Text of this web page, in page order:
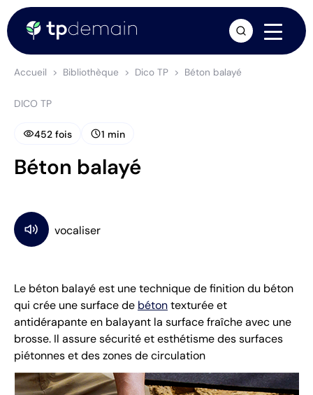
Accueil Bibliothèque Dico TP Béton balayé
DICO TP
visibility452 fois schedule1 min
Béton balayé
Le béton balayé est une technique de finition du béton
qui crée une surface de bétontexturée et
antidérapante en balayant la surface fraîche avec une
brosse. Il assure sécurité et esthétisme des surfaces
piétonnes et des zones de circulation
arrow_forward